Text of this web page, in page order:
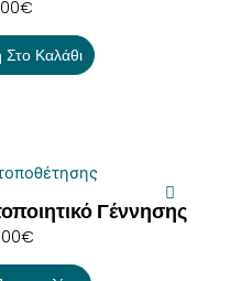
€
Καλάθι
Γέννησης
€